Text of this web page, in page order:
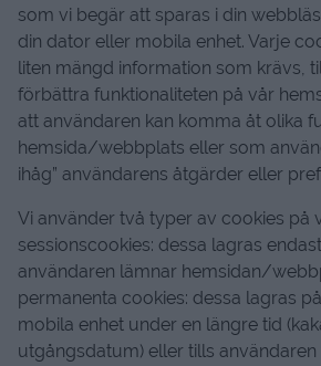
som vi begär att sparas i din
din dator eller mobila enhet. Varje
liten mängd information som krävs,
förbättra funktionaliteten på vår
att användaren kan komma åt olika
hemsida/webbplats eller som
ihåg” användarens åtgärder eller
Vi använder två typer av cookies på
sessionscookies: dessa lagras
användaren lämnar hemsidan/
permanenta cookies: dessa lagras
mobila enhet under en längre tid
utgångsdatum) eller tills